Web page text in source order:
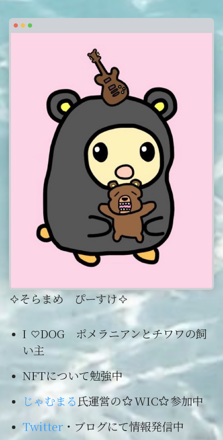
そらまめ ぴーすけ
I
DOG ポメラニアンとチワワの飼
い主
NFTについて勉強中
じゃむまる 氏運営の WIC
参加中
Twitter・ブログにて情報発信中